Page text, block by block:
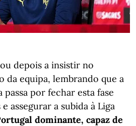
depois a insistir no
equipa, lembrando que a
por fechar esta fase
assegurar a subida à Liga
dominante, capaz de